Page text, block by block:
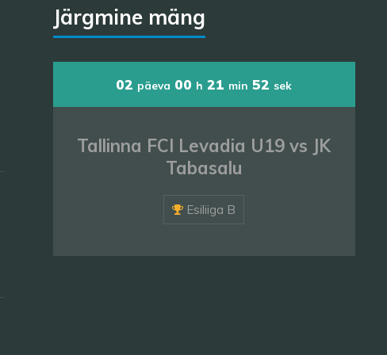
Järgmine mäng
02 päeva 00 h 21 min 50 sek
Tallinna FCI Levadia U19 vs JK
Tabasalu
Esiliiga B